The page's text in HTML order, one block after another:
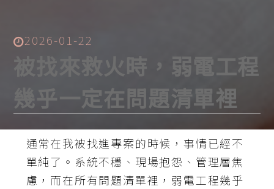
2026-01-22
被找來救火時，弱電工程
幾乎一定在問題清單裡
通常在我被找進專案的時候，事情已經不
單純了。系統不穩、現場抱怨、管理層焦
慮，而在所有問題清單裡， 弱電工程幾乎